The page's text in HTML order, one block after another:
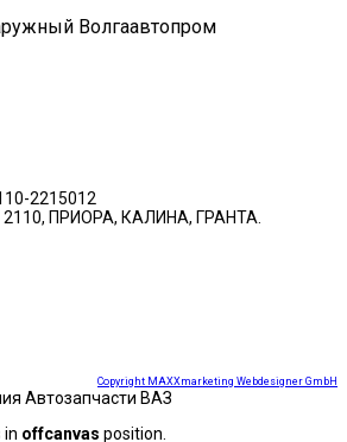
Волгаавтопром
2215012
2110, ПРИОРА, КАЛИНА, ГРАНТА.
Copyright MAXXmarketing Webdesigner GmbH
Автозапчасти ВАЗ
in offcanvas position.